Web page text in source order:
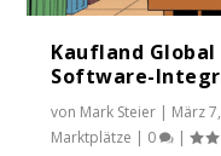
Facebook
Potential...
Kaufland
Software-
von Mark Steier | März
Marktplätze | 0 |